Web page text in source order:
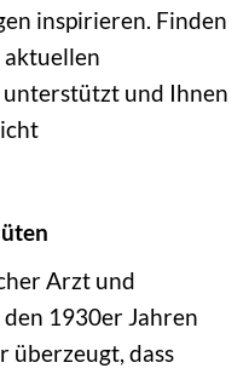
inspirieren. Finden
aktuellen
unterstützt und Ihnen
Arzt und
1930er Jahren
überzeugt, dass